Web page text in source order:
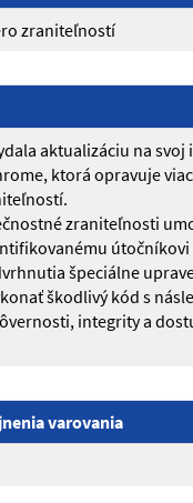
zraniteľností
aktualizáciu na
ktorá opravuje
zraniteľnosti
útočníkovi
špeciálne
škodlivý kód s
integrity a
varovania